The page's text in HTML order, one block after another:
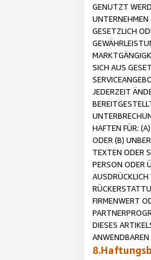
GENUTZT
UNTERNEHMEN
GESETZLICH
SICH AUS
JEDERZEIT
HAFTEN FÜR:
ODER (B)
TEXTEN ODER
PERSON ODER
AUSDRÜCKLICH
FIRMENWERT
DIESES